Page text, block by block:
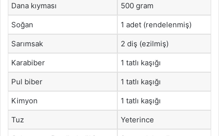
Dana kıyması 500 gram
Soğan 1 adet (rendelenmiş)
Sarımsak 2 diş (ezilmiş)
Karabiber 1 tatlı kaşığı
Pul biber 1 tatlı kaşığı
Kimyon 1 tatlı kaşığı
Tuz Yeterince